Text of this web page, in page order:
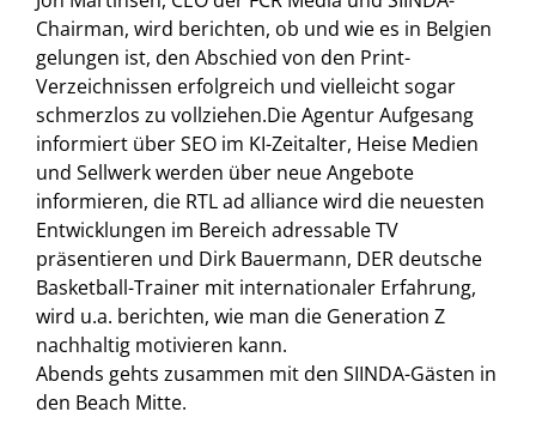
Chairman, wird berichten, ob und wie es in Belgien
gelungen ist, den Abschied von den Print-
Verzeichnissen erfolgreich und vielleicht sogar
schmerzlos zu vollziehen.Die Agentur Aufgesang
informiert über SEO im KI-Zeitalter, Heise Medien
und Sellwerk werden über neue Angebote
informieren, die RTL ad alliance wird die neuesten
Entwicklungen im Bereich adressable TV
präsentieren und Dirk Bauermann, DER deutsche
Basketball-Trainer mit internationaler Erfahrung,
wird u.a. berichten, wie man die Generation Z
nachhaltig motivieren kann.
Abends gehts zusammen mit den SIINDA-Gästen in
den Beach Mitte.